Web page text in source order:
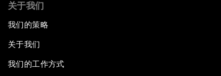
关于我们
我们的策略
关于我们
我们的工作方式